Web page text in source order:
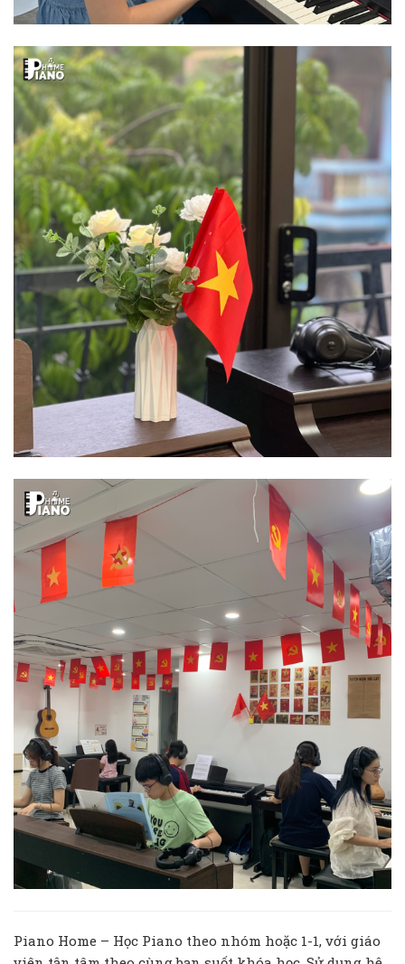
Piano Home – Học Piano theo nhóm hoặc 1-1, với giáo